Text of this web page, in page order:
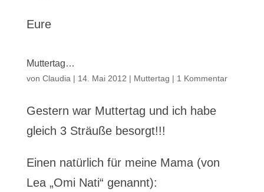
Eure
Muttertag…
von Claudia | 14. Mai 2012 | Muttertag | 1 Kommentar
Gestern war Muttertag und ich habe
gleich 3 Sträuße besorgt!!!
Einen natürlich für meine Mama (von
Lea „Omi Nati“ genannt):